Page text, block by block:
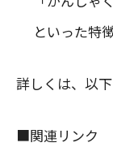
といった特
詳しくは、以
■関連リンク